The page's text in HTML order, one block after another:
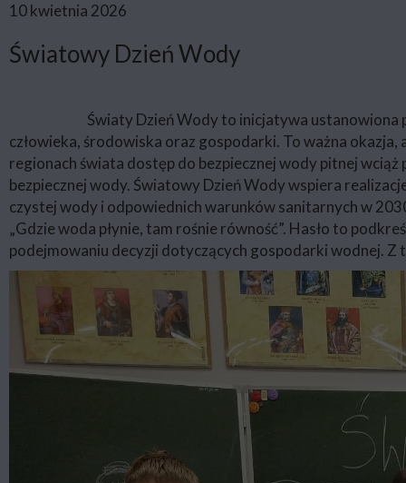
10 kwietnia 2026
Światowy Dzień Wody
Światy Dzień Wody to inicjatywa ustanowiona
człowieka, środowiska oraz gospodarki. To ważna
regionach świata dostęp do bezpiecznej wody pitnej
bezpiecznej wody. Światowy Dzień Wody wspiera
czystej wody i odpowiednich warunków sanitarnych w
„Gdzie woda płynie, tam rośnie równość”. Hasło to
podejmowaniu decyzji dotyczących gospodarki wodnej. Z